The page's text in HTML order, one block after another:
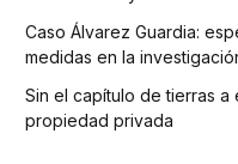
Caso Álvarez Guardia:
medidas en la
Sin el capítulo de tierras
propiedad privada